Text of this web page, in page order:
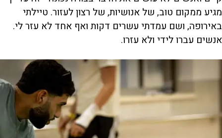
מגיע ממקום טוב, של אנושיות, של רצון לעזור. טיילתי
באירופה, ושם עמדתי עשרים דקות ואף אחד לא עזר לי.
אנשים עברו לידי ולא עזרו.